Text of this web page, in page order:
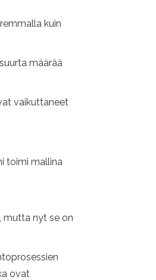
kuin
määrää
vaikuttaneet
toimi mallina
mutta nyt se on
ovat